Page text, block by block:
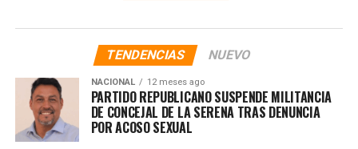
TENDENCIAS NUEVO
NACIONAL 12 meses ago
PARTIDO REPUBLICANO SUSPENDE MILITANCIA
DE CONCEJAL DE LA SERENA TRAS DENUNCIA
POR ACOSO SEXUAL